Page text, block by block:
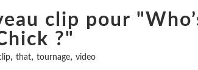
clip pour
?"
, that, tournage, video